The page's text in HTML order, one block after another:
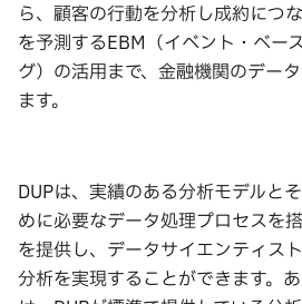
ら、顧客の行動を分析し成約につ
を予測するEBM（イベント・ベー
グ）の活用まで、金融機関のデー
ます。
DUPは、実績のある分析モデルと
めに必要なデータ処理プロセスを
を提供し、データサイエンティス
分析を実現することができます。